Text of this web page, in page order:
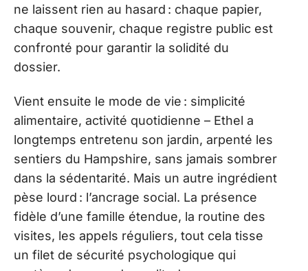
ne laissent rien au hasard : chaque papier,
chaque souvenir, chaque registre public est
confronté pour garantir la solidité du
dossier.
Vient ensuite le mode de vie : simplicité
alimentaire, activité quotidienne – Ethel a
longtemps entretenu son jardin, arpenté les
sentiers du Hampshire, sans jamais sombrer
dans la sédentarité. Mais un autre ingrédient
pèse lourd : l’ancrage social. La présence
fidèle d’une famille étendue, la routine des
visites, les appels réguliers, tout cela tisse
un filet de sécurité psychologique qui